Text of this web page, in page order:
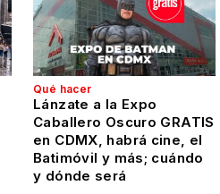
Qué hacer
Lánzate a la Expo
Caballero Oscuro GRATIS
en CDMX, habrá cine, el
Batimóvil y más; cuándo
y dónde será